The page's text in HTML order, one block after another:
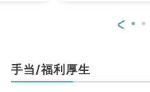
<
手当/福利厚生